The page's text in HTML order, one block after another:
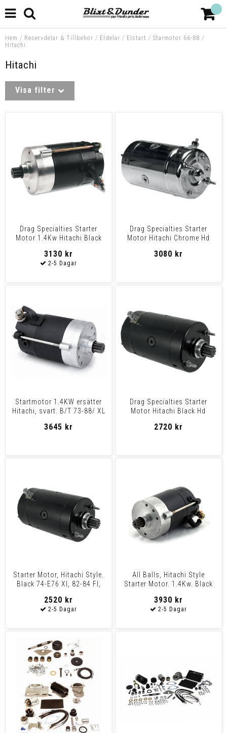
Hem / Reservdelar & Tillbehör / Eldelar / Elstart / Starmotor 66-88 /
Hitachi
Hitachi
Visa filter
Drag Specialties Starter
Motor 1.4Kw Hitachi Black
3130 kr
Drag Specialties Starter
Motor Hitachi Chrome Hd
3080 kr
Startmotor 1.4KW ersätter
Hitachi, svart. B/T 73-88/ XL
3645 kr
Drag Specialties Starter
Motor Hitachi Black Hd
2720 kr
Starter Motor, Hitachi Style.
Black 74-E76 Xl, 82-84 Fl,
2520 kr
All Balls, Hitachi Style
Starter Motor. 1.4Kw. Black
3930 kr